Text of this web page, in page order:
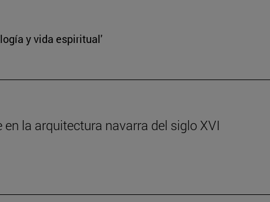
y vida espiritual'
la arquitectura navarra del siglo XVI